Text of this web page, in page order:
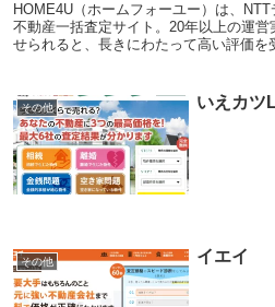
HOME4U（ホームフォーユー）は、
不動産一括査定サイト。20年以上の運
せられると、長きにわたって高い評価
その他 いえカツ
その他 イエイ